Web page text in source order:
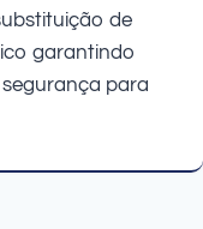
de
garantindo
para